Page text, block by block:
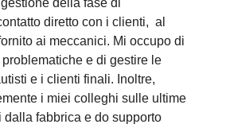
della fase di
diretto con i clienti, al
ai meccanici. Mi occupo di
e di gestire le
e i clienti finali. Inoltre,
i miei colleghi sulle ultime
dalla fabbrica e do supporto